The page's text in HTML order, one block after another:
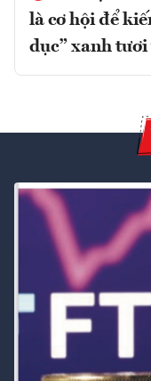
là cơ hội để
dục” xanh tươi